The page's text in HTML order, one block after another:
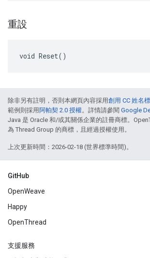
重設
void Reset()
除非另有註明，否則本網頁內容採用創用 CC 姓名
範例則採用 阿帕契 2.0 授權。詳情請參閱 Google
Java 是 Oracle 和/或其關係企業的註冊商標。
為 Thread Group 的商標，且經過授權使用。
上次更新時間：2026-02-18 (世界標準時間)。
GitHub
OpenWeave
Happy
OpenThread
支援服務